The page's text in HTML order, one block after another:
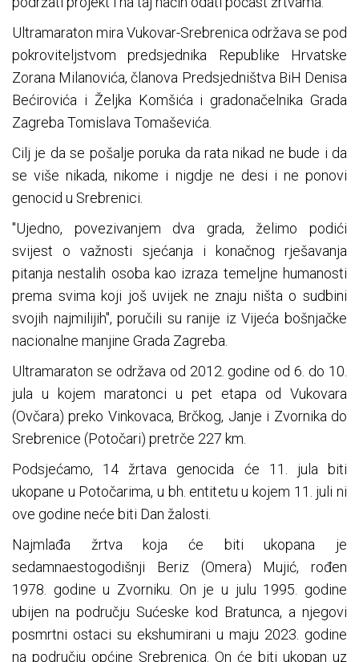
Ultramaraton mira Vukovar-Srebrenica održava se pod
pokroviteljstvom predsjednika Republike Hrvatske
Zorana Milanovića, članova Predsjedništva BiH Denisa
Bećirovića i Željka Komšića i gradonačelnika Grada
Zagreba Tomislava Tomaševića.
Cilj je da se pošalje poruka da rata nikad ne bude i da
se više nikada, nikome i nigdje ne desi i ne ponovi
genocid u Srebrenici.
"Ujedno, povezivanjem dva grada, želimo podići
svijest o važnosti sjećanja i konačnog rješavanja
pitanja nestalih osoba kao izraza temeljne humanosti
prema svima koji još uvijek ne znaju ništa o sudbini
svojih najmilijih", poručili su ranije iz Vijeća bošnjačke
nacionalne manjine Grada Zagreba.
Ultramaraton se održava od 2012. godine od 6. do 10.
jula u kojem maratonci u pet etapa od Vukovara
(Ovčara) preko Vinkovaca, Brčkog, Janje i Zvornika do
Srebrenice (Potočari) pretrče 227 km.
Podsjećamo, 14 žrtava genocida će 11. jula biti
ukopane u Potočarima, u bh. entitetu u kojem 11. juli ni
ove godine neće biti Dan žalosti.
Najmlađa žrtva koja će biti ukopana je
sedamnaestogodišnji Beriz (Omera) Mujić, rođen
1978. godine u Zvorniku. On je u julu 1995. godine
ubijen na području Sućeske kod Bratunca, a njegovi
posmrtni ostaci su ekshumirani u maju 2023. godine
na području općine Srebrenica. On će biti ukopan uz